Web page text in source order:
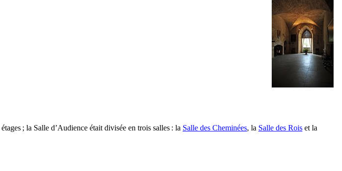
; la Salle d’Audience était divisée en trois salles : la Salle des Cheminées, la Salle des Rois et la